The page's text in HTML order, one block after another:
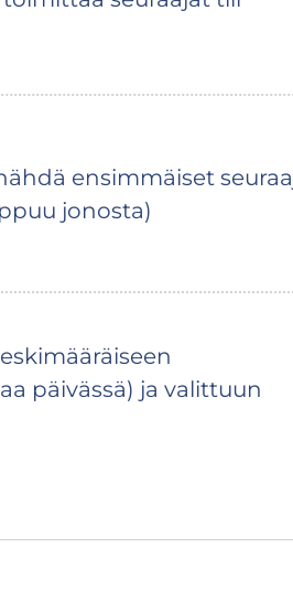
ensimmäiset
jonosta)
päivässä) ja valittuun